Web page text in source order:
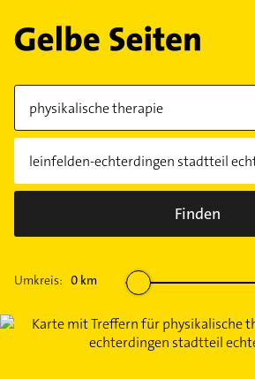
Finden
Umkreis: 0 km